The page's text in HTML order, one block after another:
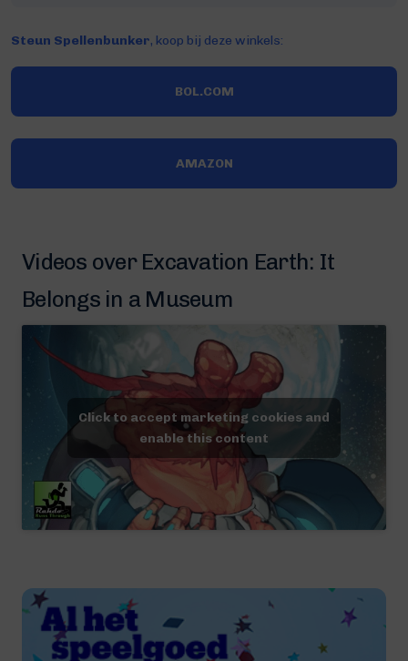
Steun Spellenbunker, koop bij deze winkels:
BOL.COM
AMAZON
Videos over Excavation Earth: It
Belongs in a Museum
Click to accept marketing cookies and
enable this content